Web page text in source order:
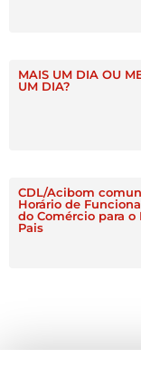
MAIS UM DIA OU
UM DIA?
CDL/Acibom
Horário de
do Comércio para o
Pais